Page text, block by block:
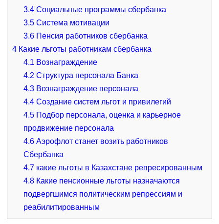
3.4 Социальные программы сбербанка
3.5 Система мотивации
3.6 Пенсия работников сбербанка
4Какие льготы работникам сбербанка
4.1 Вознаграждение
4.2 Структура персонала Банка
4.3 Вознаграждение персонала
4.4 Создание систем льгот и привилегий
4.5 Подбор персонала, оценка и карьерное
продвижение персонала
4.6 Аэрофлот станет возить работников
Сбербанка
4.7 какие льготы в Казахстане репресированным
4.8 Какие пенсионные льготы назначаются
подвергшимся политическим репрессиям и
реабилитированным